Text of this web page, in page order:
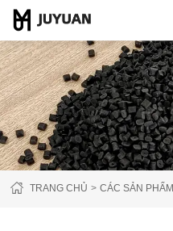
TRANG CHỦ CÁC SẢN PHẨM